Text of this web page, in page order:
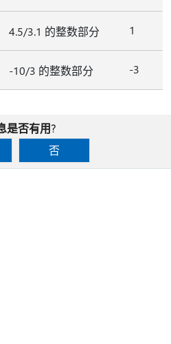
4.5/3.1 的整数部分 1
-10/3 的整数部分 -3
是否有用?
否